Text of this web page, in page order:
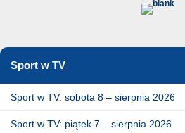
Sport w TV
Sport w TV: sobota 8 – sierpnia 2026
Sport w TV: piątek 7 – sierpnia 2026